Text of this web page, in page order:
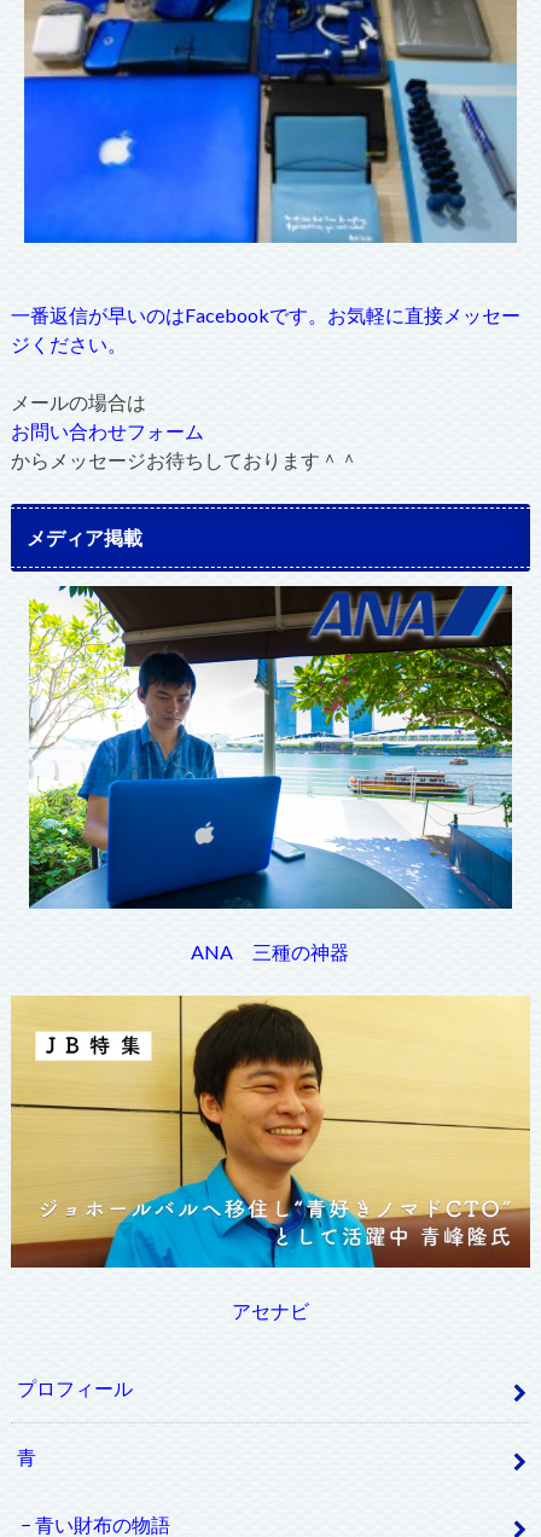
一番返信が早いのはFacebookです。お気軽に直接メッセー
ジください。
メールの場合は
お問い合わせフォーム
からメッセージお待ちしております＾＾
メディア掲載
ANA 三種の神器
アセナビ
プロフィール
青
青い財布の物語